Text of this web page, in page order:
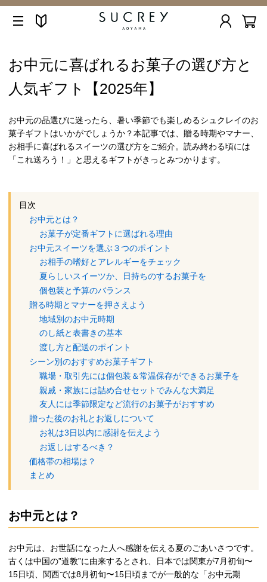
お中元に喜ばれるお菓子の選び方と
人気ギフト【2025年】
お中元の品選びに迷ったら、暑い季節でも楽しめるシュクレイのお
菓子ギフトはいかがでしょうか？本記事では、贈る時期やマナー、
お相手に喜ばれるスイーツの選び方をご紹介。読み終わる頃には
「これ送ろう！」と思えるギフトがきっとみつかります。
目次
お中元とは？
お菓子が定番ギフトに選ばれる理由
お中元スイーツを選ぶ３つのポイント
お相手の嗜好とアレルギーをチェック
夏らしいスイーツか、日持ちのするお菓子を
個包装と予算のバランス
贈る時期とマナーを押さえよう
地域別のお中元時期
のし紙と表書きの基本
渡し方と配送のポイント
シーン別のおすすめお菓子ギフト
職場・取引先には個包装＆常温保存ができるお菓子を
親戚・家族には詰め合せセットでみんな大満足
友人には季節限定など流行のお菓子がおすすめ
贈った後のお礼とお返しについて
お礼は3日以内に感謝を伝えよう
お返しはするべき？
価格帯の相場は？
まとめ
お中元とは？
お中元は、お世話になった人へ感謝を伝える夏のごあいさつです。
古くは中国の”道教”に由来するとされ、日本では関東が7月初旬〜
15日頃、関西では8月初旬〜15日頃までが一般的な「お中元期